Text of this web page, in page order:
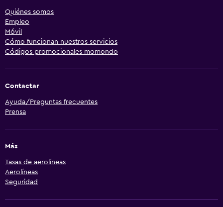
Quiénes somos
Empleo
Móvil
Cómo funcionan nuestros servicios
Códigos promocionales momondo
Contactar
Ayuda/Preguntas frecuentes
Prensa
Más
Tasas de aerolíneas
Aerolíneas
Seguridad